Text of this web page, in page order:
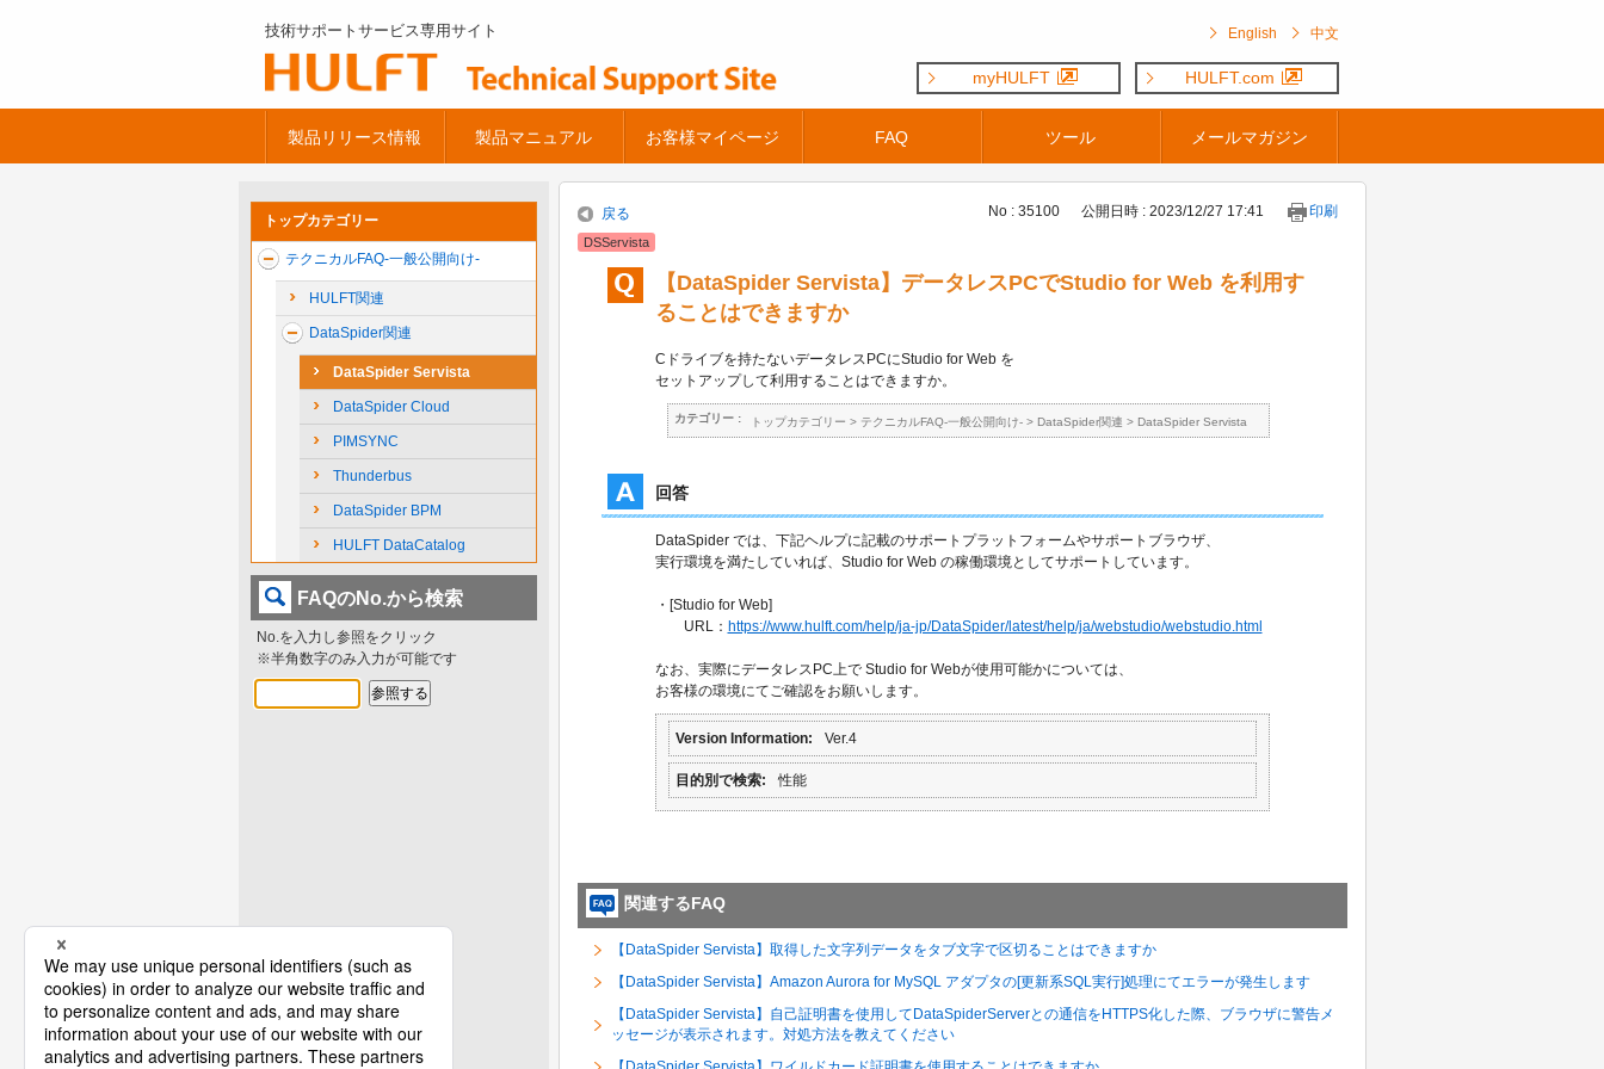
技術サポートサービス専用サイト English 中文
製品リリース情報 製品マニュアル お客様マイページ FAQ ツール メールマガジン
myHULFT HULFT.com
トップカテゴリー
テクニカルFAQ-一般公開向け-
HULFT関連
DataSpider関連
DataSpider Servista
DataSpider Cloud
PIMSYNC
Thunderbus
DataSpider BPM
HULFT DataCatalog
FAQのNo.から検索
No.を入力し参照をクリック
※半角数字のみ入力が可能です
戻る No : 35100 公開日時 : 2023/12/27 17:41 印刷
DSServista
【DataSpider Servista】データレスPCでStudio for Web を利用す
ることはできますか
Cドライブを持たないデータレスPCにStudio for Web を
セットアップして利用することはできますか。
カテゴリー : トップカテゴリー > テクニカルFAQ-一般公開向け-> DataSpider関連 > DataSpider Servista
回答
DataSpider では、下記ヘルプに記載のサポートプラットフォームやサポートブラウザ、
実行環境を満たしていれば、Studio for Web の稼働環境としてサポートしています。
・[Studio for Web]
URL： https://www.hulft.com/help/ja-jp/DataSpider/latest/help/ja/webstudio/webstudio.html
なお、実際にデータレスPC上で Studio for Webが使用可能かについては、
お客様の環境にてご確認をお願いします。
Version Information Ver.4
目的別で検索 性能
関連するFAQ
【DataSpider Servista】取得した文字列データをタブ文字で区切ることはできますか
【DataSpider Servista】Amazon Aurora for MySQL アダプタの[更新系SQL実行]処理にてエラーが発生します
【DataSpider Servista】自己証明書を使用してDataSpiderServerとの通信をHTTPS化した際、ブラウザに警告メ
ッセージが表示されます。対処方法を教えてください